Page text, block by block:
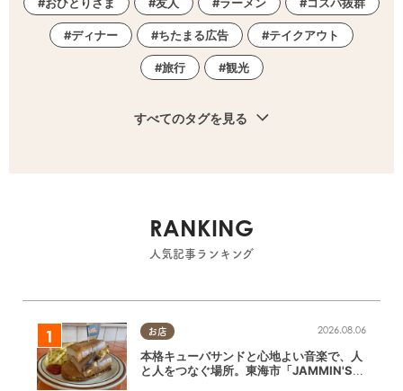
ディナー ちたまる広告 テイクアウト
旅行 観光
すべてのタグを見る
RANKING
人気記事ランキング
お店 2026.08.06
本格キューバサンドと心地よい音楽で、人
と人をつなぐ場所。東海市「JAMMIN'ST